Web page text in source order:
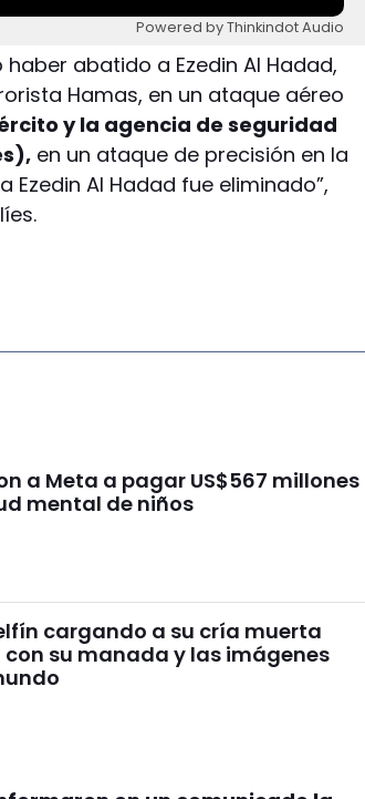
Powered by Thinkindot Audio
abatido a Ezedin Al Hadad,
Hamas, en un ataque aéreo
y la agencia de seguridad
en un ataque de precisión en la
Al Hadad fue eliminado”,
a Meta a pagar US$567 millones
mental de niños
cargando a su cría muerta
su manada y las imágenes